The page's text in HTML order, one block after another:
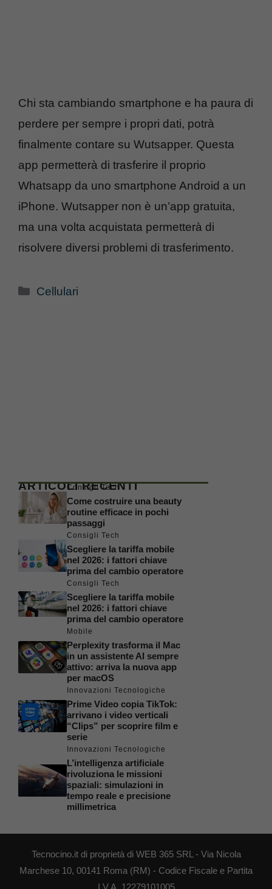
Chi sta cambiando smartphone e ha paura di
perdere per sempre i propri dati, potrà
finalmente contare su Wutsapper. Questa
app permetterà di trasferire il proprio
Whatsapp da uno smartphone Android a un
iPhone. Wutsapper non è un’app gratuita,
ma una volta acquistata permetterà di
risolvere diversi problemi di trasferimento.
Categorie
Cellulari
ARTICOLI RECENTI
Consigli Tech
Come costruire una beauty
routine efficace in pochi
passaggi
Consigli Tech
Scegliere la tariffa mobile
nel 2026: i fattori chiave
prima del cambio operatore
Consigli Tech
Scegliere la tariffa mobile
nel 2026: i fattori chiave
prima del cambio operatore
Mobile
Perplexity trasforma il Mac
in un assistente AI sempre
attivo: arriva la nuova app
per macOS
Innovazioni Tecnologiche
Prime Video copia TikTok:
arrivano i video verticali
“Clips” per scoprire film e
serie
Innovazioni Tecnologiche
L’intelligenza artificiale
rivoluziona le missioni
spaziali: simulazioni in
tempo reale e precisione
millimetrica
Tecnocino.it di proprietà di WEB 365 SRL - Via Nicola
Marchese 10, 00141 Roma (RM) - Codice Fiscale e Partita
I.V.A. 12279101005